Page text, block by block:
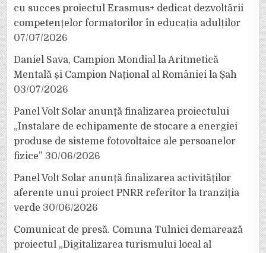
cu succes proiectul Erasmus+ dedicat dezvoltării
competențelor formatorilor în educația adulților
07/07/2026
Daniel Sava, Campion Mondial la Aritmetică
Mentală și Campion Național al României la Șah
03/07/2026
Panel Volt Solar anunță finalizarea proiectului
„Instalare de echipamente de stocare a energiei
produse de sisteme fotovoltaice ale persoanelor
fizice” 30/06/2026
Panel Volt Solar anunță finalizarea activităților
aferente unui proiect PNRR referitor la tranziția
verde 30/06/2026
Comunicat de presă. Comuna Tulnici demarează
proiectul „Digitalizarea turismului local al